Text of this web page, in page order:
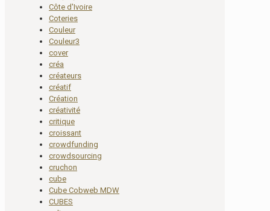
Côte d'Ivoire
Coteries
Couleur
Couleur3
cover
créa
créateurs
créatif
Création
créativité
critique
croissant
crowdfunding
crowdsourcing
cruchon
cube
Cube Cobweb MDW
CUBES